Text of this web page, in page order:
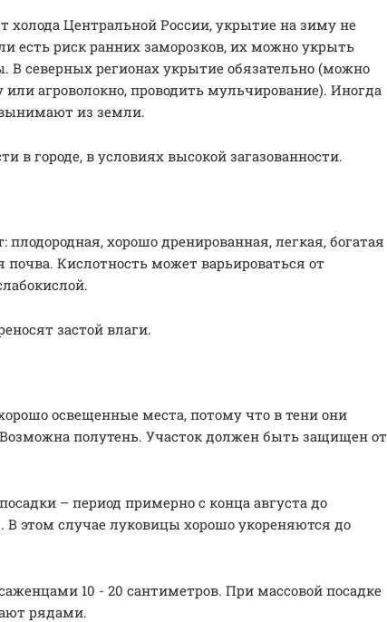
холода Центральной России, укрытие на зиму не
есть риск ранних заморозков, их можно укрыть
В северных регионах укрытие обязательно (можно
или агроволокно, проводить мульчирование). Иногда
из земли.
в городе, в условиях высокой загазованности.
хорошо дренированная, легкая, богатая
почва. Кислотность может варьироваться от
застой влаги.
освещенные места, потому что в тени они
полутень. Участок должен быть защищен от
– период примерно с конца августа до
В этом случае луковицы хорошо укореняются до
10 - 20 сантиметров. При массовой посадке
рядами.